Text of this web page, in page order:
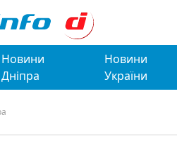
Новини
Дніпра
Новини
України